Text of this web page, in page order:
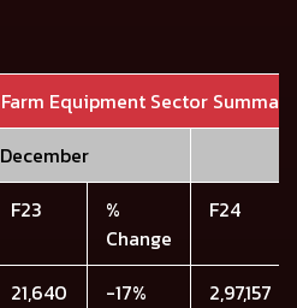
Farm Equipment Sector Summary
December
F23
%
Change
F24
21,640 -17%
2,97,157